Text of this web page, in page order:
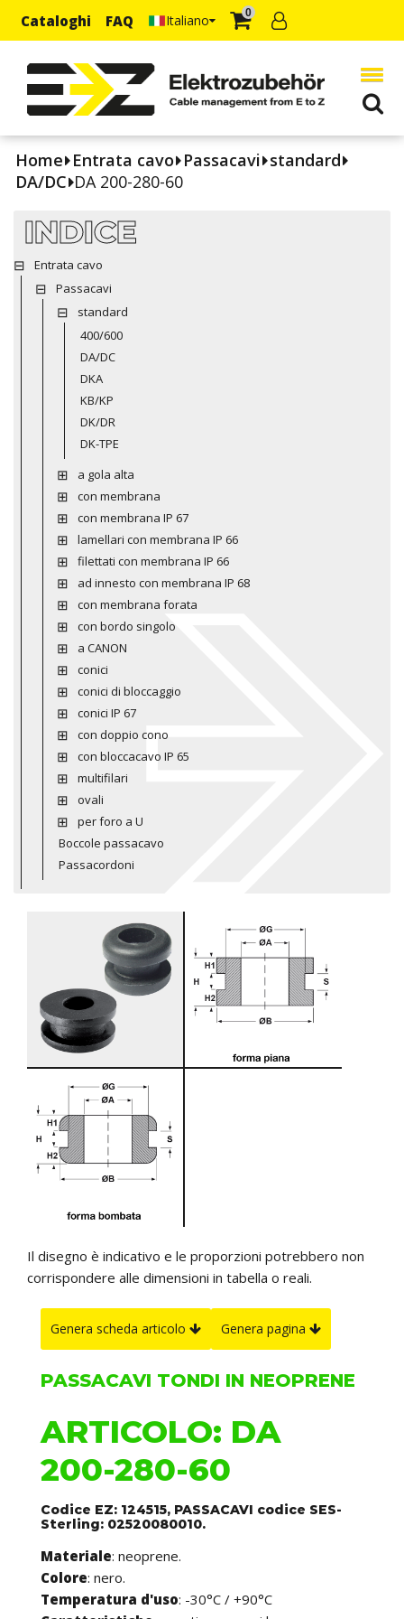
Cataloghi FAQ Italiano 0
Home Entrata cavo Passacavi standard
DA/DC DA 200-280-60
INDICE
Entrata cavo
Passacavi
standard
400/600
DA/DC
DKA
KB/KP
DK/DR
DK-TPE
a gola alta
con membrana
con membrana IP 67
lamellari con membrana IP 66
filettati con membrana IP 66
ad innesto con membrana IP 68
con membrana forata
con bordo singolo
a CANON
conici
conici di bloccaggio
conici IP 67
con doppio cono
con bloccacavo IP 65
multifilari
ovali
per foro a U
Boccole passacavo
Passacordoni
Il disegno è indicativo e le proporzioni potrebbero non
corrispondere alle dimensioni in tabella o reali.
Genera scheda articolo Genera pagina
PASSACAVI TONDI IN NEOPRENE
ARTICOLO: DA
200-280-60
Codice EZ: 124515, PASSACAVI codice SES-
Sterling: 02520080010.
Materiale: neoprene.
Colore: nero.
Temperatura d'uso: -30°C / +90°C